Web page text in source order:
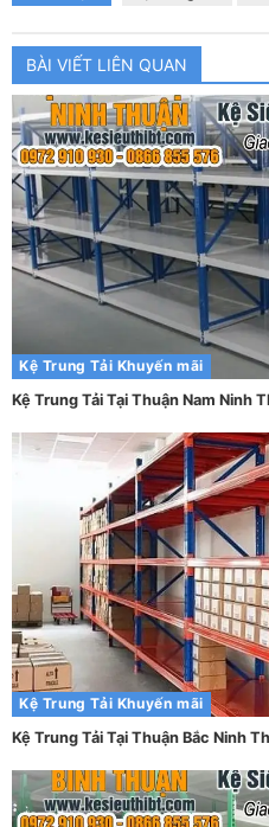
BÀI VIẾT LIÊN QUAN
Kệ Trung Tải Khuyến mãi
Kệ Trung Tải Tại Thuận Nam Ninh
Kệ Trung Tải Khuyến mãi
Kệ Trung Tải Tại Thuận Bắc Ninh